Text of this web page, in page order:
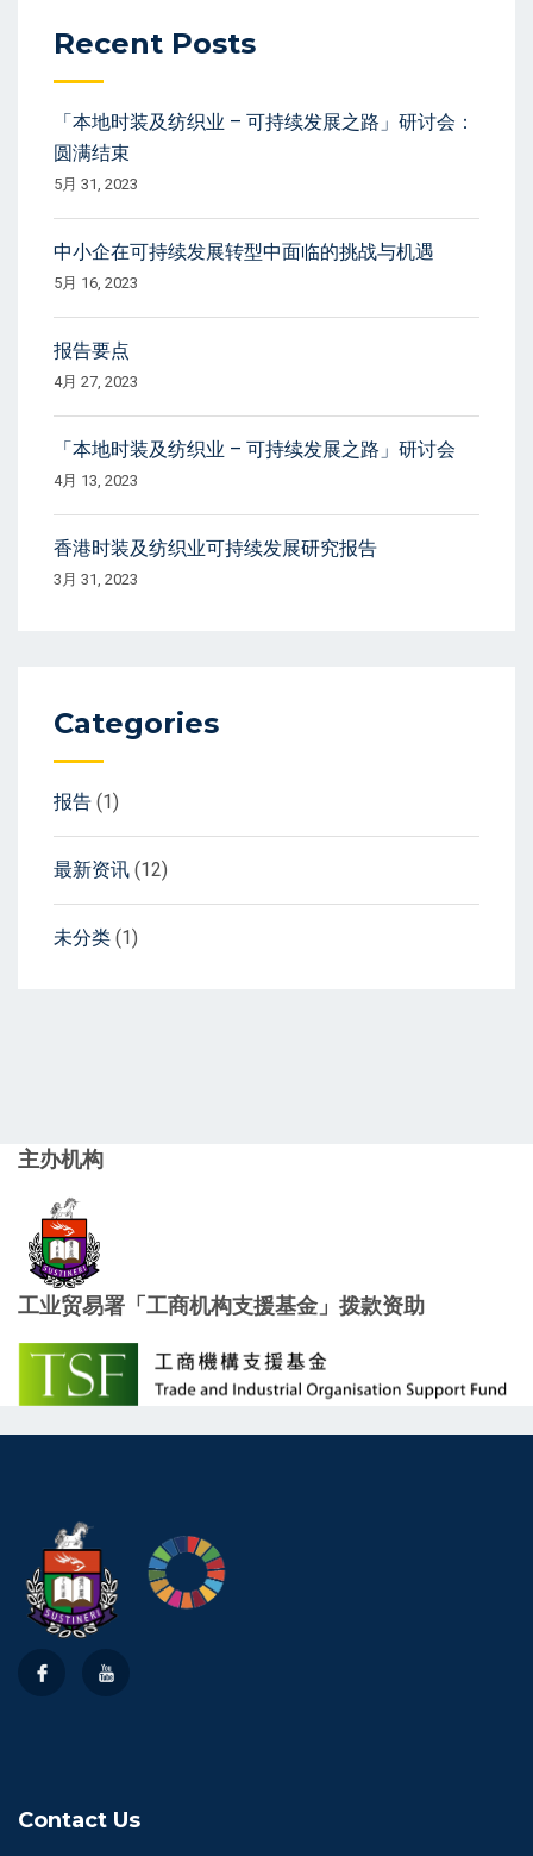
Recent Posts
「本地时装及纺织业 – 可持续发展之路」研讨会：
圆满结束
5月 31, 2023
中小企在可持续发展转型中面临的挑战与机遇
5月 16, 2023
报告要点
4月 27, 2023
「本地时装及纺织业 – 可持续发展之路」研讨会
4月 13, 2023
香港时装及纺织业可持续发展研究报告
3月 31, 2023
Categories
报告 (1)
最新资讯 (12)
未分类 (1)
主办机构
工业贸易署「工商机构支援基金」拨款资助
Contact Us